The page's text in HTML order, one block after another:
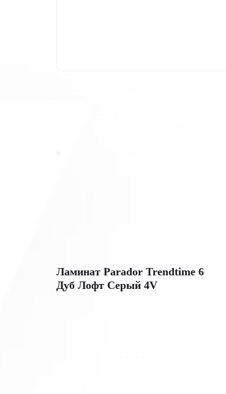
Ламинат Parador Trendtime 6
Дуб Лофт Серый 4V